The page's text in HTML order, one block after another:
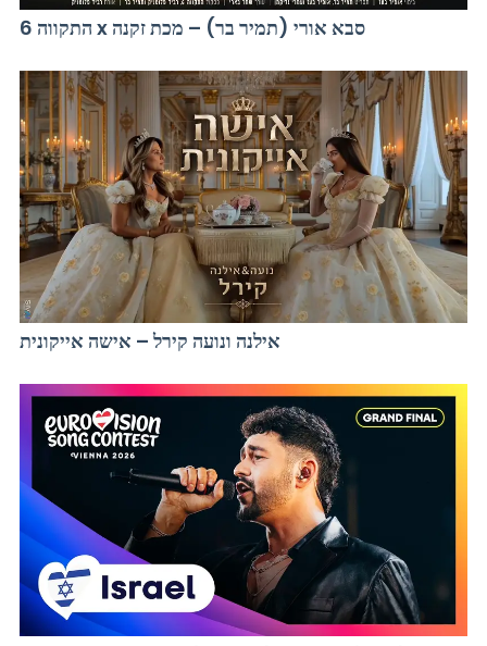
התקווה 6 x סבא אורי (תמיר בר) – מכת זקנה
אילנה ונועה קירל – אישה אייקונית